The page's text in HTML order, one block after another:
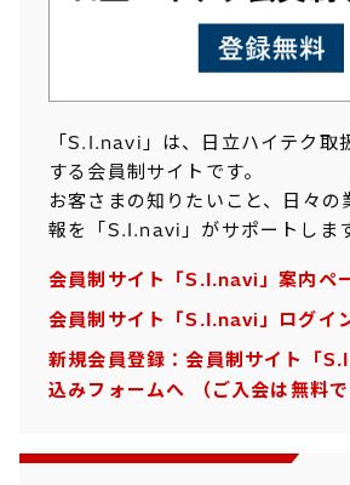
「S.I.navi」は、日立ハイテク取
する会員制サイトです。
お客さまの知りたいこと、日々の
報を「S.I.navi」がサポートします
会員制サイト「S.I.navi」案内ペ
会員制サイト「S.I.navi」ログイ
新規会員登録：会員制サイト「
込みフォームへ （ご入会は無料で